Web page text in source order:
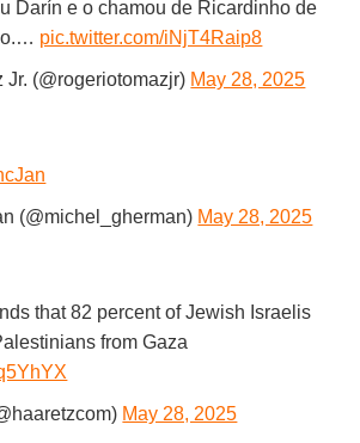
Darín e o chamou de Ricardinho de
pic.twitter.com/iNjT4Raip8
(@rogeriotomazjr) May 28, 2025
(@michel_gherman) May 28, 2025
that 82 percent of Jewish Israelis
from Gaza
May 28, 2025